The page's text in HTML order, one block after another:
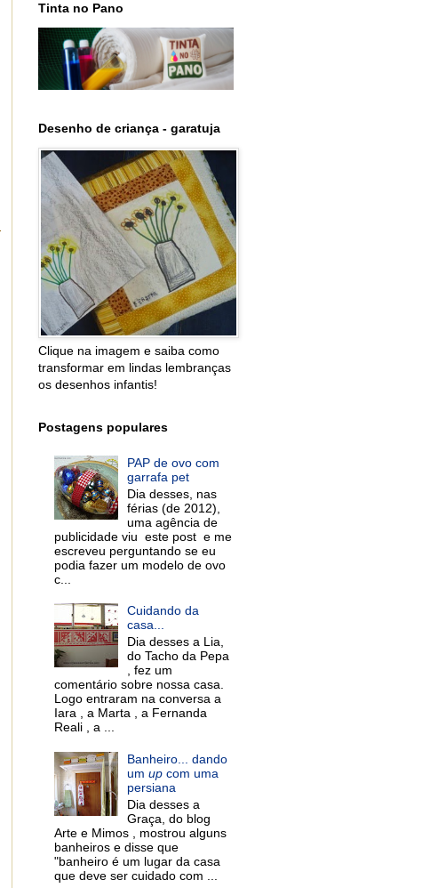
Tinta no Pano
Desenho de criança - garatuja
Clique na imagem e saiba como
transformar em lindas lembranças
os desenhos infantis!
Postagens populares
PAP de ovo com
garrafa pet
Dia desses, nas
férias (de 2012),
uma agência de
publicidade viu este post e me
escreveu perguntando se eu
podia fazer um modelo de ovo
c...
Cuidando da
casa...
Dia desses a Lia,
do Tacho da Pepa
, fez um
comentário sobre nossa casa.
Logo entraram na conversa a
Iara , a Marta , a Fernanda
Reali , a ...
Banheiro... dando
umup com uma
persiana
Dia desses a
Graça, do blog
Arte e Mimos , mostrou alguns
banheiros e disse que
"banheiro é um lugar da casa
que deve ser cuidado com ...